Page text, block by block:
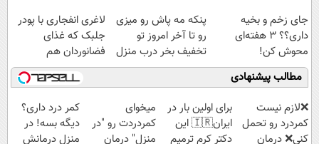
جای زخم و بخیه
داری؟؟ 3 هفته‌ای
محوش کن!
پنکه مه پاش رو میزی
رو تا آخر امروز تو
تخفیف بخر درب منزل
پرداخت کن 🔥
لاغری انفجاری با پودر
جلبک که غذای
فضانوردان هم
هست(به همراه پک
هدیه)
مطالب پیشنهادی
❌لازم نیست
کمردرد رو تحمل
کنی❌ درمان
برای اولین بار در
ایران🇮🇷 این
دکتر کرم ترمیم
میخوای
کمردردت رو "در
منزل" درمان
کمر درد داری؟
دیگه بسه! در
منزل درمانش